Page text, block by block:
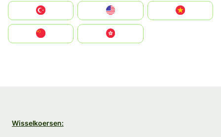
United States
中國香港特別行政區
Wisselkoersen: